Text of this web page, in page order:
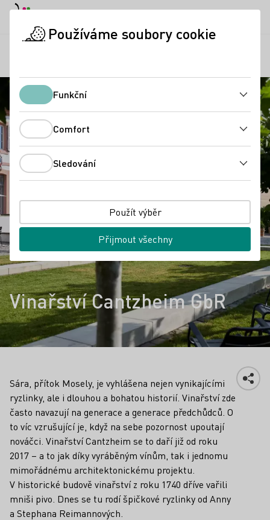
Vinařství Cantzheim GbR
Sára, přítok Mosely, je vyhlášena nejen vynikajícími
ryzlinky, ale i dlouhou a bohatou historií. Vinařství zde
často navazují na generace a generace předchůdců. O
to víc vzrušující je, když na sebe pozornost upoutají
nováčci. Vinařství Cantzheim se to daří již od roku
2017 – a to jak díky vyráběným vínům, tak i jednomu
mimořádnému architektonickému projektu.
V historické budově vinařství z roku 1740 dříve vařili
mniši pivo. Dnes se tu rodí špičkové ryzlinky od Anny
a Stephana Reimannových.
Používáme soubory cookie
Funkční
Comfort
Sledování
Použít výběr
Přijmout všechny